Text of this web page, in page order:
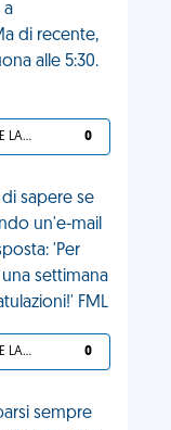
a
di recente,
alle 5:30.
SVEGLIATI, TE LA SEI CERCATA! 0
sapere se
un'e-mail
'Per
settimana
FML
SVEGLIATI, TE LA SEI CERCATA! 0
sempre